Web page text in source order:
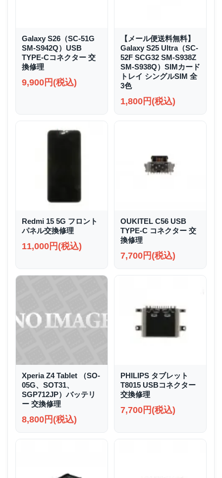
Galaxy S26（SC-51G
SM-S942Q）USB
TYPE-Cコネクター 交
換修理
9,900円(税込)
【メール便送料無料】
Galaxy S25 Ultra（SC-
52F SCG32 SM-S938Z
SM-S938Q）SIMカード
トレイ シングルSIM 全
3色
1,800円(税込)
Redmi 15 5G フロント
パネル交換修理
11,000円(税込)
OUKITEL C56 USB
TYPE-C コネクター 交
換修理
7,700円(税込)
Xperia Z4 Tablet （SO-
05G、SOT31、
SGP712JP）バッテリ
ー 交換修理
8,800円(税込)
PHILIPS タブレット
T8015 USBコネクター
交換修理
7,700円(税込)